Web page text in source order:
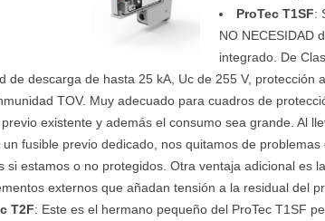
ProTec T1SF:
NO NECESIDAD
integrado. De
de descarga de hasta 25 kA, Uc de 255 V, protección
TOV. Muy adecuado para cuadros de
existente y además el consumo sea grande. Al
un fusible previo dedicado, nos quitamos de problemas
si estamos o no protegidos. Otra ventaja adicional es
externos que añadan tensión a la residual del
T2F: Este es el hermano pequeño del ProTec T1SF